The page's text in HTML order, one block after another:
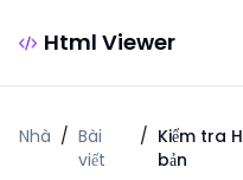
Html Viewer
Nhà / Bài
viết
/ Kiểm tra
bản